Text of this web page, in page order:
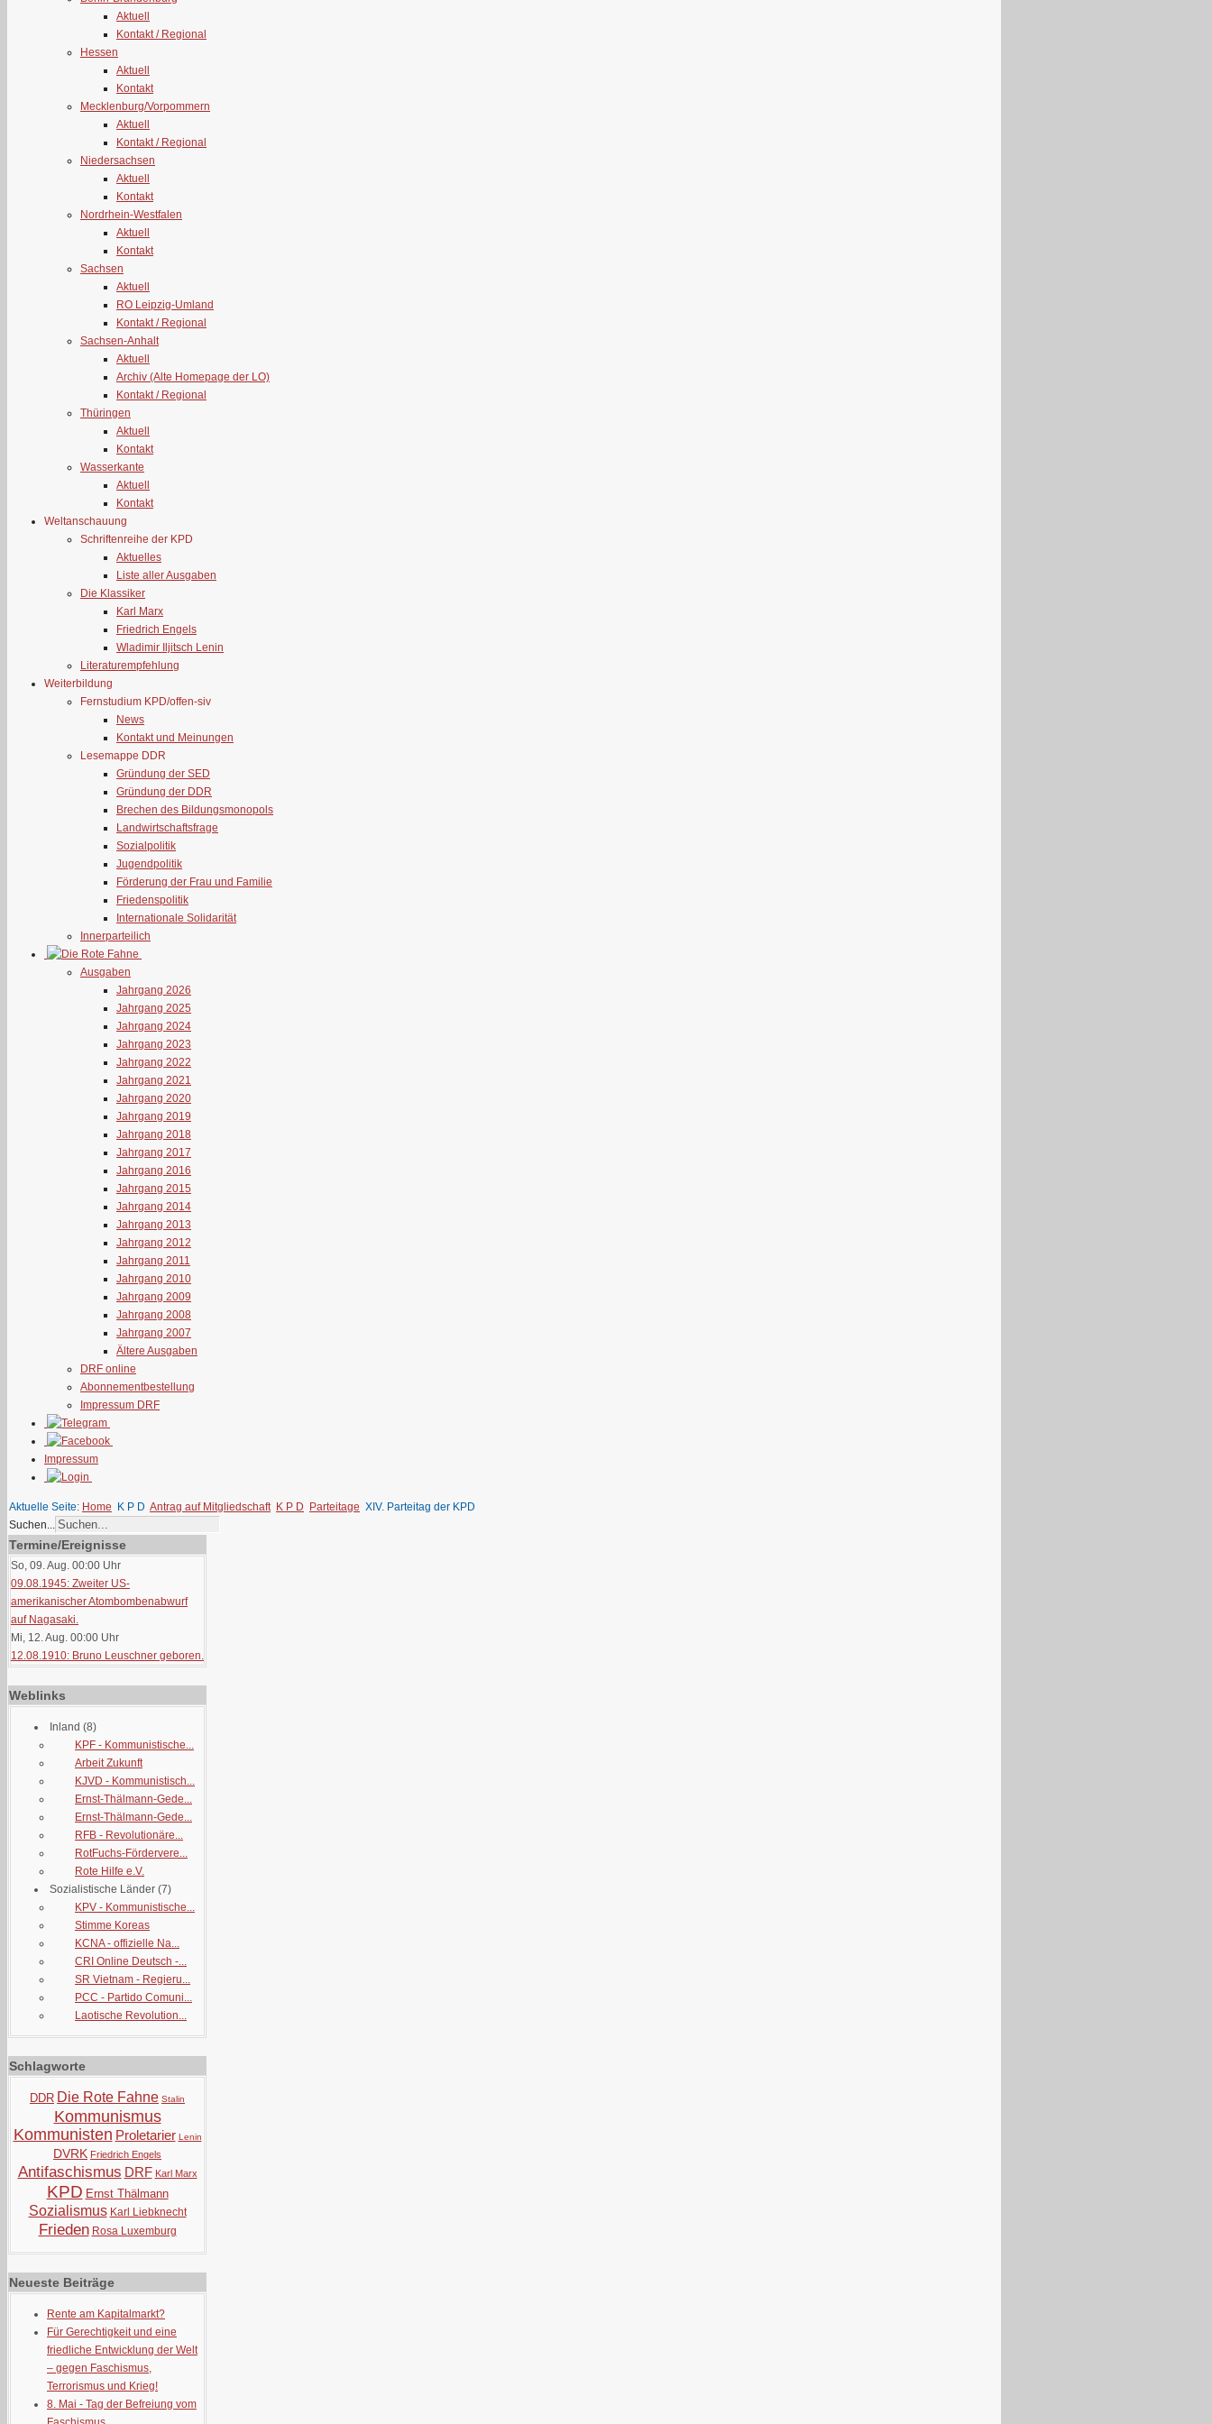
Aktuell
Kontakt / Regional
Hessen
Aktuell
Kontakt
Mecklenburg/Vorpommern
Aktuell
Kontakt / Regional
Niedersachsen
Aktuell
Kontakt
Nordrhein-Westfalen
Aktuell
Kontakt
Sachsen
Aktuell
RO Leipzig-Umland
Kontakt / Regional
Sachsen-Anhalt
Aktuell
Archiv (Alte Homepage der LO)
Kontakt / Regional
Thüringen
Aktuell
Kontakt
Wasserkante
Aktuell
Kontakt
Weltanschauung
Schriftenreihe der KPD
Aktuelles
Liste aller Ausgaben
Die Klassiker
Karl Marx
Friedrich Engels
Wladimir Iljitsch Lenin
Literaturempfehlung
Weiterbildung
Fernstudium KPD/offen-siv
News
Kontakt und Meinungen
Lesemappe DDR
Gründung der SED
Gründung der DDR
Brechen des Bildungsmonopols
Landwirtschaftsfrage
Sozialpolitik
Jugendpolitik
Förderung der Frau und Familie
Friedenspolitik
Internationale Solidarität
Innerparteilich
Ausgaben
Jahrgang 2026
Jahrgang 2025
Jahrgang 2024
Jahrgang 2023
Jahrgang 2022
Jahrgang 2021
Jahrgang 2020
Jahrgang 2019
Jahrgang 2018
Jahrgang 2017
Jahrgang 2016
Jahrgang 2015
Jahrgang 2014
Jahrgang 2013
Jahrgang 2012
Jahrgang 2011
Jahrgang 2010
Jahrgang 2009
Jahrgang 2008
Jahrgang 2007
Ältere Ausgaben
DRF online
Abonnementbestellung
Impressum DRF
Impressum
Aktuelle Seite: Home K P D Antrag auf Mitgliedschaft K P D Parteitage XIV. Parteitag der KPD
Suchen...
Termine/Ereignisse
So, 09. Aug. 00:00 Uhr
09.08.1945: Zweiter US-
amerikanischer Atombombenabwurf
auf Nagasaki.
Mi, 12. Aug. 00:00 Uhr
12.08.1910: Bruno Leuschner geboren.
Weblinks
Inland (8)
KPF - Kommunistische...
Arbeit Zukunft
KJVD - Kommunistisch...
Ernst-Thälmann-Gede...
Ernst-Thälmann-Gede...
RFB - Revolutionäre...
RotFuchs-Fördervere...
Rote Hilfe e.V.
Sozialistische Länder (7)
KPV - Kommunistische...
Stimme Koreas
KCNA - offizielle Na...
CRI Online Deutsch -...
SR Vietnam - Regieru...
PCC - Partido Comuni...
Laotische Revolution...
Schlagworte
DDR Die Rote Fahne Stalin
Kommunismus
Kommunisten Proletarier Lenin
DVRK Friedrich Engels
Antifaschismus DRF Karl Marx
KPD Ernst Thälmann
Sozialismus Karl Liebknecht
Frieden Rosa Luxemburg
Neueste Beiträge
Rente am Kapitalmarkt?
Für Gerechtigkeit und eine
friedliche Entwicklung der Welt
– gegen Faschismus,
Terrorismus und Krieg!
8. Mai - Tag der Befreiung vom